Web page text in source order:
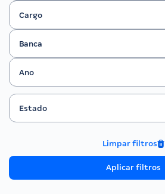
Cargo
Cargo
Banca
Banca
Ano
Ano
Filtrar por Estado
Estado
Estado
Limpar filtros
Aplicar filtros